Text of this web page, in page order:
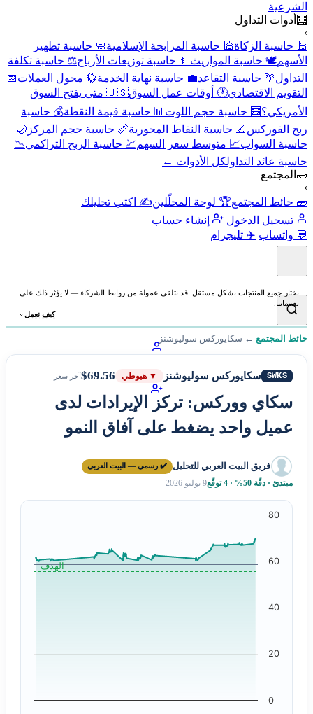
الشرعية
🧮 أدوات التداول
›
🕌 حاسبة الزكاة🕌 حاسبة المرابحة الإسلامية🧼 حاسبة تطهير
الأسهم🕊️ حاسبة المواريث💵 حاسبة توزيعات الأرباح⚖️ حاسبة تكلفة
التداول🌴 حاسبة التقاعد💼 حاسبة نهاية الخدمة💱 محول العملات📅
التقويم الاقتصادي🕐 أوقات عمل السوق
🇺🇸 متى يفتح السوق
الأمريكي؟🧮 حاسبة حجم اللوت 📊 حاسبة قيمة النقطة💰 حاسبة
ربح الفوركس 📐 حاسبة النقاط المحورية📏 حاسبة حجم المركز 🌙
حاسبة السواب📈 متوسط سعر السهم💹 حاسبة الربح التراكمي📉
حاسبة عائد التداولكل الأدوات ←
🧱 المجتمع
›
🧱 حائط المجتمع🏆 لوحة المحلّلين✍️ اكتب تحليلك
تسجيل الدخول
إنشاء حساب
💬 واتساب ✈️ تليجرام
نختار جميع المنتجات بشكل مستقل. قد نتلقى عمولة من روابط الشركاء — لا يؤثر ذلك على
تقييماتنا.
كيف نعمل
حائط المجتمع ← سكايوركس سوليوشنز
SWKS سكايوركس سوليوشنز ▼ هبوطي $69.56آخر سعر
سكاي ووركس: تركز الإيرادات لدى
عميل واحد يضغط على آفاق النمو
فريق البيت العربي للتحليل ✔️ رسمي — البيت العربي
مبتدئ · دقّة 50% · 4 توقّع 9 يوليو 2026
الهدف
0
20
40
60
80